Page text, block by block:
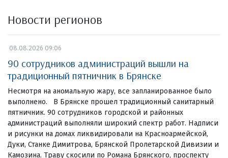
Новости регионов
08.08.2026 09:06
90 сотрудников администраций вышли на
традиционный пятничник в Брянске
Несмотря на аномальную жару, все запланированное было
выполнено. В Брянске прошел традиционный санитарный
пятничник. 90 сотрудников городской и районных
администраций выполняли широкий спектр работ. Надписи
и рисунки на домах ликвидировали на Красноармейской,
Дуки, Станке Димитрова, Брянской Пролетарской Дивизии и
Камозина. Траву скосили по Романа Брянского, проспекту